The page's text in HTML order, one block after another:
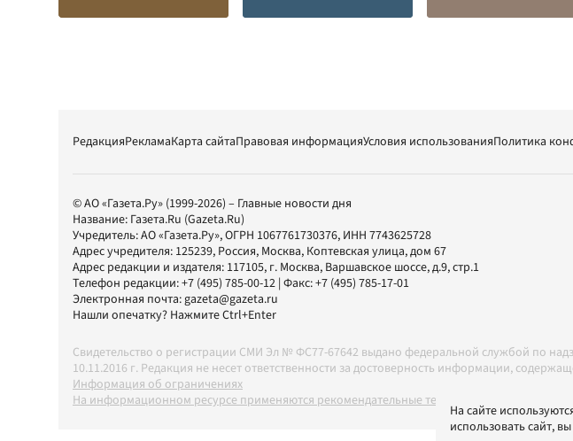
РедакцияРекламаКарта сайтаПравовая информацияУсловия использованияПолитика
© АО «Газета.Ру» (1999-2026) – Главные новости дня
Название: Газета.Ru (Gazeta.Ru)
Учредитель:АО «Газета.Ру», ОГРН 1067761730376, ИНН 7743625728
Адрес учредителя: 125239, Россия, Москва, Коптевская улица, дом 67
Адрес редакции и издателя: 117105, г. Москва, Варшавское шоссе, д.9, стр.1
Телефон редакции:+7 (495) 785-00-12 | Факс:+7 (495) 785-17-01
Электронная почта:gazeta@gazeta.ru
Нашли опечатку? Нажмите Ctrl+Enter
Свидетельство о регистрации СМИ Эл № ФС77-67642 выдано федеральной службой по
10.11.2016 г. Редакция не несет ответственности за достоверность информации,
Информация об ограничениях
На информационном ресурсе применяются рекомендательные технологии в соответствии
На сайте
использовать сайт,